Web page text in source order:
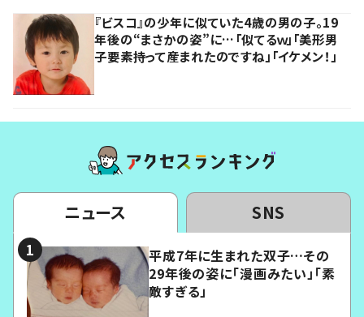
『ビスコ』の少年に似ていた4歳の男の子。19
年後の“まさかの姿”に…「似てるｗ」「美形男
子要素持って産まれたのですね」「イケメン！」
ニュース SNS
平成7年に生まれた双子…その
29年後の姿に「漫画みたい」「素
敵すぎる」